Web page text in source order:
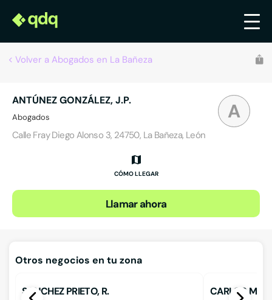
Volver a Abogados en La Bañeza
A
ANTÚNEZ GONZÁLEZ, J.P.
Abogados
Calle Fray Diego Alonso 3, 24750, La Bañeza, León
CÓMO LLEGAR
Llamar ahora
Otros negocios en tu zona
SANCHEZ PRIETO, R. CARLOS